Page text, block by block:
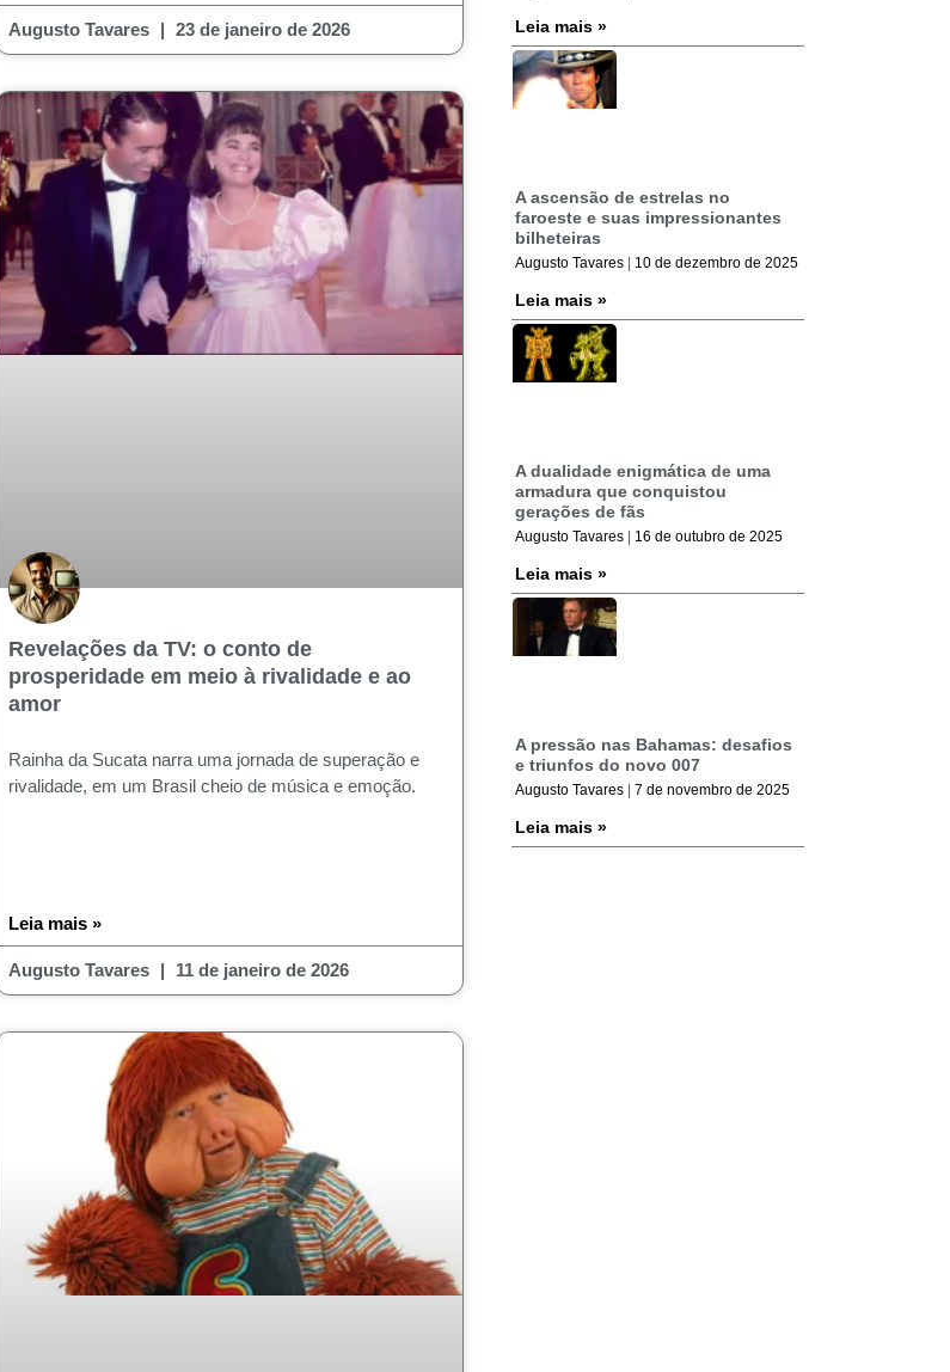
Augusto Tavares 23 de janeiro de 2026
Revelações da TV: o conto de
prosperidade em meio à rivalidade e ao
amor
Rainha da Sucata narra uma jornada de superação e
rivalidade, em um Brasil cheio de música e emoção.
Leia mais »
Augusto Tavares 11 de janeiro de 2026
Leia mais »
A ascensão de estrelas no
faroeste e suas impressionantes
bilheteiras
Augusto Tavares 10 de dezembro de 2025
Leia mais »
A dualidade enigmática de uma
armadura que conquistou
gerações de fãs
Augusto Tavares 16 de outubro de 2025
Leia mais »
A pressão nas Bahamas: desafios
e triunfos do novo 007
Augusto Tavares 7 de novembro de 2025
Leia mais »